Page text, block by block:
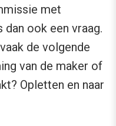
met
ook een vraag.
de volgende
van de maker of
Opletten en naar